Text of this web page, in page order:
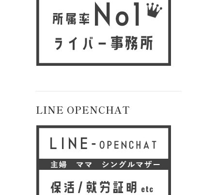
LINE OPENCHAT